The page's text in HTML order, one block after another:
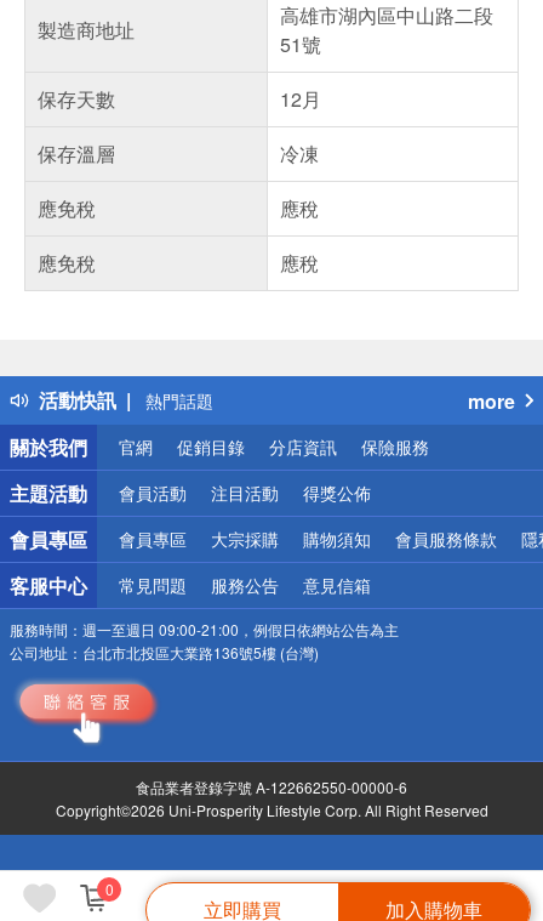
0
立即購買 加入購物車
製造商地址
高雄市湖內區中山路二段
51號
保存天數
12月
保存溫層
冷凍
應免稅
應稅
應免稅
應稅
活動快訊
得獎公告
熱門話題
銀行優惠
偏遠地區配送
詐騙網頁！請小心！
more
關於我們
官網 促銷目錄 分店資訊 保險服務
主題活動 會員活動 注目活動 得獎公佈
會員專區 會員專區 大宗採購 購物須知 會員服務條款 隱
客服中心 常見問題 服務公告 意見信箱
服務時間： 週一至週日 09:00-21:00，例假日依網站公告為主
公司地址： 台北市北投區大業路136號5樓 (台灣)
食品業者登錄字號 A-122662550-00000-6
Copyright©2026 Uni-Prosperity Lifestyle Corp. All Right Reserved